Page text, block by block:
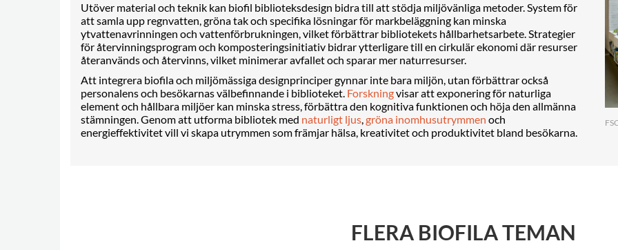
Utöver material och teknik kan biofil biblioteksdesign bidra till att stödja miljövänliga metoder. System för
att samla upp regnvatten, gröna tak och specifika lösningar för markbeläggning kan minska
ytvattenavrinningen och vattenförbrukningen, vilket förbättrar bibliotekets hållbarhetsarbete. Strategier
för återvinningsprogram och komposteringsinitiativ bidrar ytterligare till en cirkulär ekonomi där resurser
återanvänds och återvinns, vilket minimerar avfallet och sparar mer naturresurser.
Att integrera biofila och miljömässiga designprinciper gynnar inte bara miljön, utan förbättrar också
personalens och besökarnas välbefinnande i biblioteket. Forskningvisar att exponering för naturliga
element och hållbara miljöer kan minska stress, förbättra den kognitiva funktionen och höja den allmänna
stämningen. Genom att utforma bibliotek med naturligt ljus,gröna inomhusutrymmen och
energieffektivitet vill vi skapa utrymmen som främjar hälsa, kreativitet och produktivitet bland besökarna.
FLERA BIOFILA TEMAN